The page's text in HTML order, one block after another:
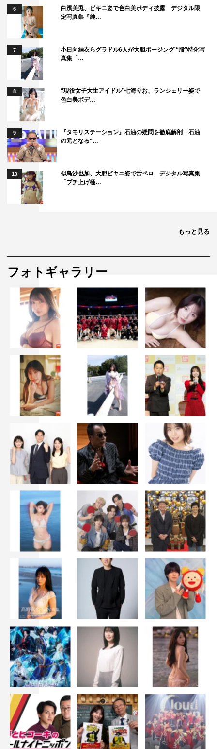
6
白濱美兎、ビキニ姿で色白美ボディ披露 デジタル限
定写真集『純…
7
小日向結衣らグラドル6人が大胆ポージング “股”特化写
真集「…
8
“現役女子大生アイドル”七海りお、ランジェリー姿で
色白美ボデ…
9
『タモリステーション』石油の疑問を徹底解剖 石油
の元となる“…
10
似鳥沙也加、大胆ビキニ姿で舌ペロ デジタル写真集
「ブチ上げ極…
もっと見る
フォトギャラリー